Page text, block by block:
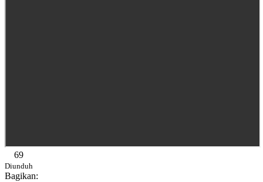
69
Diunduh
Bagikan: